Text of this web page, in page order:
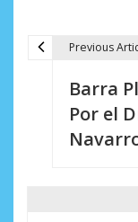
Previous
Barra
Por el